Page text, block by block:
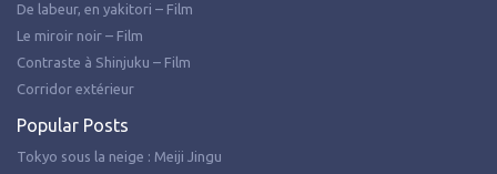
De labeur, en yakitori – Film
Le miroir noir – Film
Contraste à Shinjuku – Film
Corridor extérieur
Popular Posts
Tokyo sous la neige : Meiji Jingu